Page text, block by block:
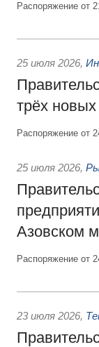
Распоряжение от
25 июля 2026,
трёх
Распоряжение от
25 июля 2026,
Азовском
Распоряжение от
23 июля 2026,